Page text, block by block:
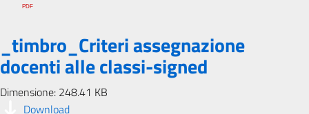
_timbro_Criteri assegnazione
docenti alle classi-signed
Dimensione: 248.41 KB
Download